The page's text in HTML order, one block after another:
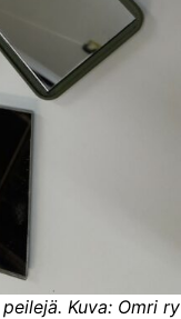
Kuva: Omri ry